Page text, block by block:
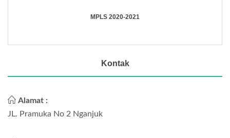
Kontak
Alamat :
JL. Pramuka No 2 Nganjuk
MPLS 2020-2021